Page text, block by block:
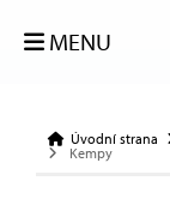
MENU
Úvodní strana
Kempy